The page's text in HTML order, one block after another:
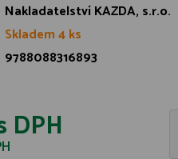
Nakladatelství KAZDA, s.r.o.
Skladem 4 ks
9788088316893
DPH